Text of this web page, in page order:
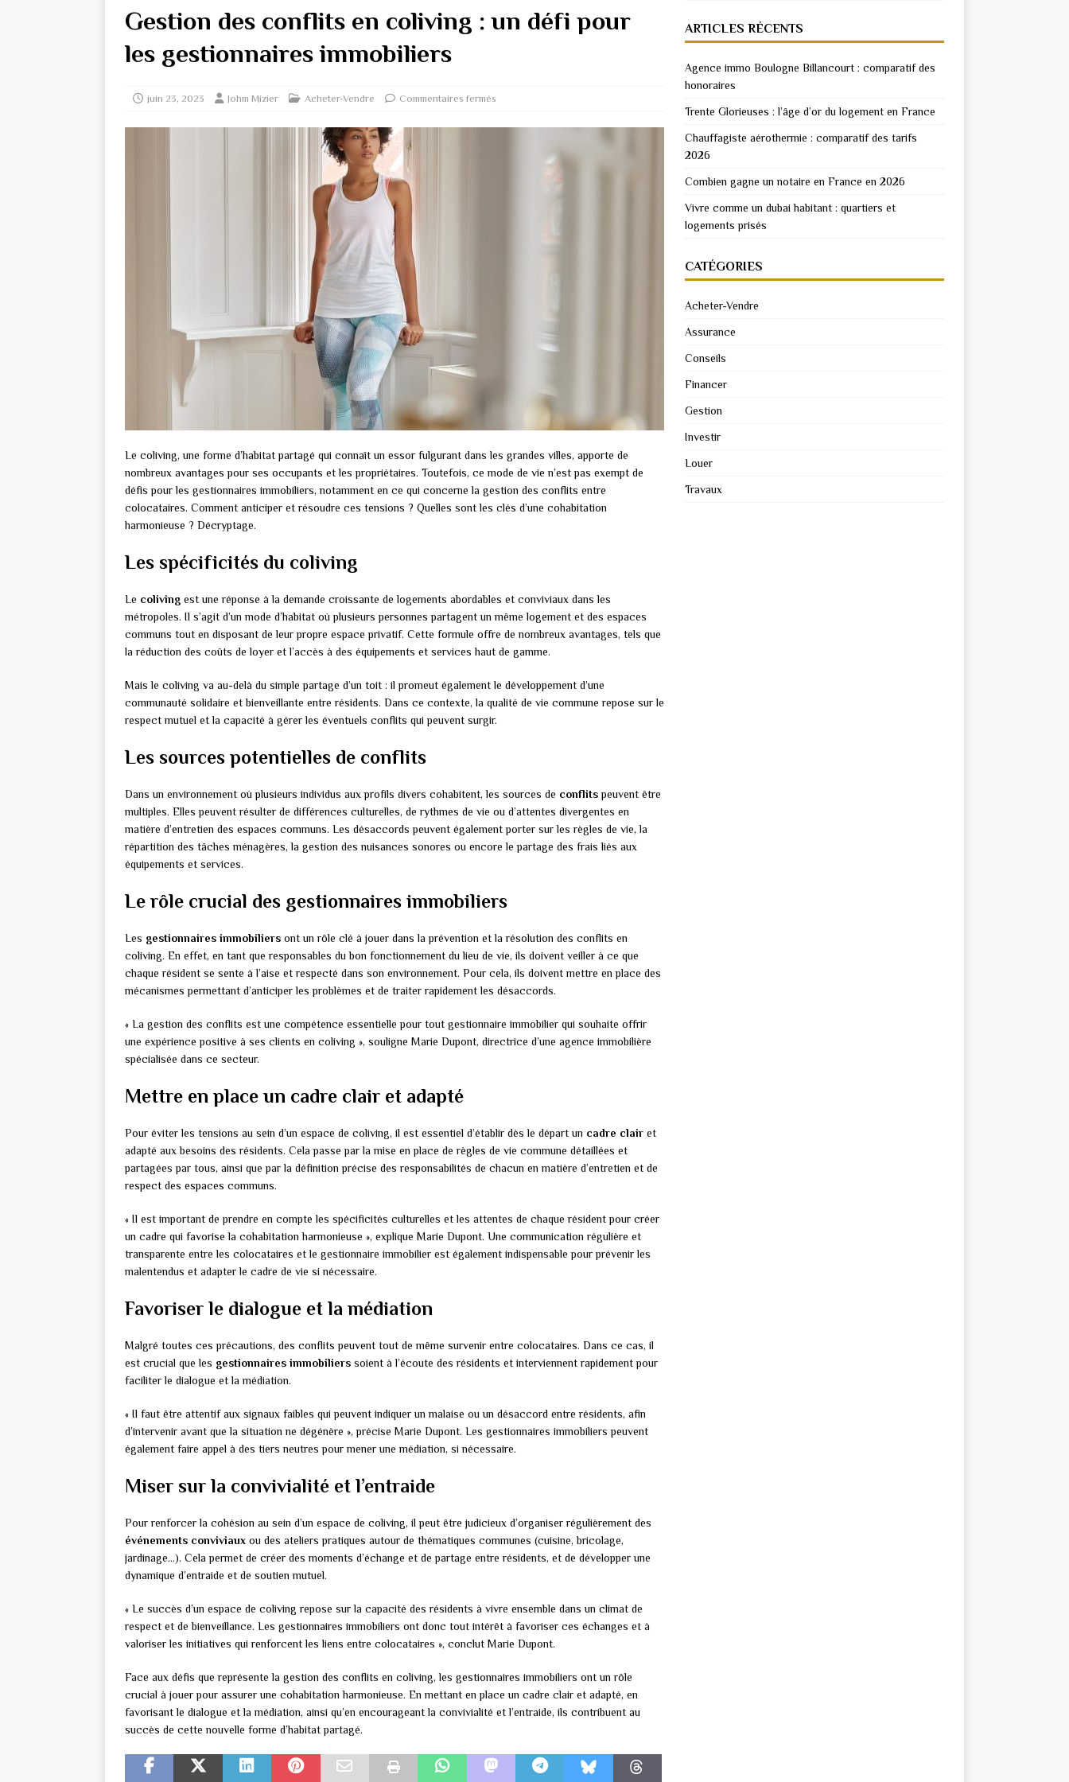
Gestion des conflits en coliving : un défi pour
les gestionnaires immobiliers
juin 23, 2023 Johm Mizier Acheter-Vendre Commentaires fermés
Le coliving, une forme d’habitat partagé qui connaît un essor fulgurant dans les grandes villes, apporte de
nombreux avantages pour ses occupants et les propriétaires. Toutefois, ce mode de vie n’est pas exempt de
défis pour les gestionnaires immobiliers, notamment en ce qui concerne la gestion des conflits entre
colocataires. Comment anticiper et résoudre ces tensions ? Quelles sont les clés d’une cohabitation
harmonieuse ? Décryptage.
Les spécificités du coliving
Le coliving est une réponse à la demande croissante de logements abordables et conviviaux dans les
métropoles. Il s’agit d’un mode d’habitat où plusieurs personnes partagent un même logement et des espaces
communs tout en disposant de leur propre espace privatif. Cette formule offre de nombreux avantages, tels que
la réduction des coûts de loyer et l’accès à des équipements et services haut de gamme.
Mais le coliving va au-delà du simple partage d’un toit : il promeut également le développement d’une
communauté solidaire et bienveillante entre résidents. Dans ce contexte, la qualité de vie commune repose sur le
respect mutuel et la capacité à gérer les éventuels conflits qui peuvent surgir.
Les sources potentielles de conflits
Dans un environnement où plusieurs individus aux profils divers cohabitent, les sources de conflitspeuvent être
multiples. Elles peuvent résulter de différences culturelles, de rythmes de vie ou d’attentes divergentes en
matière d’entretien des espaces communs. Les désaccords peuvent également porter sur les règles de vie, la
répartition des tâches ménagères, la gestion des nuisances sonores ou encore le partage des frais liés aux
équipements et services.
Le rôle crucial des gestionnaires immobiliers
Les gestionnaires immobiliers ont un rôle clé à jouer dans la prévention et la résolution des conflits en
coliving. En effet, en tant que responsables du bon fonctionnement du lieu de vie, ils doivent veiller à ce que
chaque résident se sente à l’aise et respecté dans son environnement. Pour cela, ils doivent mettre en place des
mécanismes permettant d’anticiper les problèmes et de traiter rapidement les désaccords.
« La gestion des conflits est une compétence essentielle pour tout gestionnaire immobilier qui souhaite offrir
une expérience positive à ses clients en coliving », souligne Marie Dupont, directrice d’une agence immobilière
spécialisée dans ce secteur.
Mettre en place un cadre clair et adapté
Pour éviter les tensions au sein d’un espace de coliving, il est essentiel d’établir dès le départ un cadre clair et
adapté aux besoins des résidents. Cela passe par la mise en place de règles de vie commune détaillées et
partagées par tous, ainsi que par la définition précise des responsabilités de chacun en matière d’entretien et de
respect des espaces communs.
« Il est important de prendre en compte les spécificités culturelles et les attentes de chaque résident pour créer
un cadre qui favorise la cohabitation harmonieuse », explique Marie Dupont. Une communication régulière et
transparente entre les colocataires et le gestionnaire immobilier est également indispensable pour prévenir les
malentendus et adapter le cadre de vie si nécessaire.
Favoriser le dialogue et la médiation
Malgré toutes ces précautions, des conflits peuvent tout de même survenir entre colocataires. Dans ce cas, il
est crucial que les gestionnaires immobiliers soient à l’écoute des résidents et interviennent rapidement pour
faciliter le dialogue et la médiation.
« Il faut être attentif aux signaux faibles qui peuvent indiquer un malaise ou un désaccord entre résidents, afin
d’intervenir avant que la situation ne dégénère », précise Marie Dupont. Les gestionnaires immobiliers peuvent
également faire appel à des tiers neutres pour mener une médiation, si nécessaire.
Miser sur la convivialité et l’entraide
Pour renforcer la cohésion au sein d’un espace de coliving, il peut être judicieux d’organiser régulièrement des
événements conviviaux ou des ateliers pratiques autour de thématiques communes (cuisine, bricolage,
jardinage…). Cela permet de créer des moments d’échange et de partage entre résidents, et de développer une
dynamique d’entraide et de soutien mutuel.
« Le succès d’un espace de coliving repose sur la capacité des résidents à vivre ensemble dans un climat de
respect et de bienveillance. Les gestionnaires immobiliers ont donc tout intérêt à favoriser ces échanges et à
valoriser les initiatives qui renforcent les liens entre colocataires », conclut Marie Dupont.
Face aux défis que représente la gestion des conflits en coliving, les gestionnaires immobiliers ont un rôle
crucial à jouer pour assurer une cohabitation harmonieuse. En mettant en place un cadre clair et adapté, en
favorisant le dialogue et la médiation, ainsi qu’en encourageant la convivialité et l’entraide, ils contribuent au
succès de cette nouvelle forme d’habitat partagé.
ARTICLES RÉCENTS
Agence immo Boulogne Billancourt : comparatif des
honoraires
Trente Glorieuses : l’âge d’or du logement en France
Chauffagiste aérothermie : comparatif des tarifs
2026
Combien gagne un notaire en France en 2026
Vivre comme un dubai habitant : quartiers et
logements prisés
CATÉGORIES
Acheter-Vendre
Assurance
Conseils
Financer
Gestion
Investir
Louer
Travaux